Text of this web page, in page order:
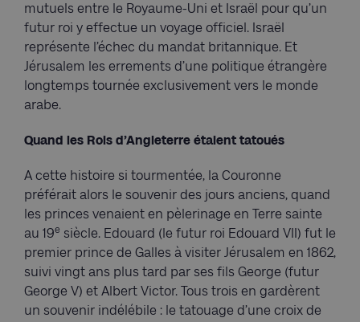
mutuels entre le Royaume-Uni et Israël pour qu’un
futur roi y effectue un voyage officiel. Israël
représente l’échec du mandat britannique. Et
Jérusalem les errements d’une politique étrangère
longtemps tournée exclusivement vers le monde
arabe.
Quand les Rois d’Angleterre étaient tatoués
A cette histoire si tourmentée, la Couronne
préférait alors le souvenir des jours anciens, quand
les princes venaient en pèlerinage en Terre sainte
au 19e siècle. Edouard (le futur roi Edouard VII) fut le
premier prince de Galles à visiter Jérusalem en 1862,
suivi vingt ans plus tard par ses fils George (futur
George V) et Albert Victor. Tous trois en gardèrent
un souvenir indélébile : le tatouage d’une croix de